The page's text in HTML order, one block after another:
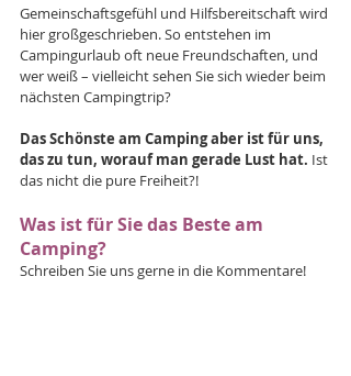
Gemeinschaftsgefühl und Hilfsbereitschaft wird
hier großgeschrieben. So entstehen im
Campingurlaub oft neue Freundschaften, und
wer weiß – vielleicht sehen Sie sich wieder beim
nächsten Campingtrip?
Das Schönste am Camping aber ist für uns,
das zu tun, worauf man gerade Lust hat. Ist
das nicht die pure Freiheit?!
Was ist für Sie das Beste am
Camping?
Schreiben Sie uns gerne in die Kommentare!